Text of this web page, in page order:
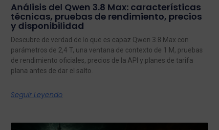
Análisis del Qwen 3.8 Max: características
técnicas, pruebas de rendimiento, precios
y disponibilidad
Descubre de verdad de lo que es capaz Qwen 3.8 Max con
parámetros de 2,4 T, una ventana de contexto de 1 M, pruebas
de rendimiento oficiales, precios de la API y planes de tarifa
plana antes de dar el salto.
Seguir Leyendo